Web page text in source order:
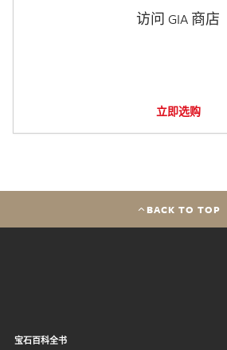
访问 GIA 商店
立即选购
BACK TO TOP
宝石百科全书